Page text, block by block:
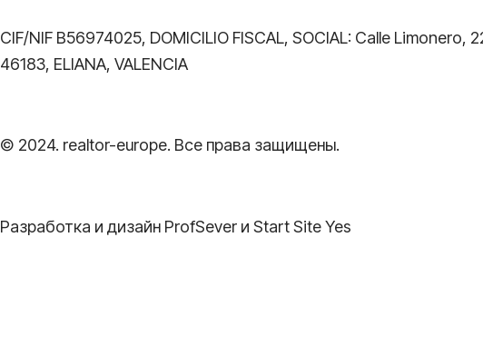
CIF/NIF B56974025, DOMICILIO FISCAL, SOCIAL: Calle Limonero,
46183, ELIANA, VALENCIA
© 2024. realtor-europe. Все права защищены.
Разработка и дизайн ProfSever и Start Site Yes